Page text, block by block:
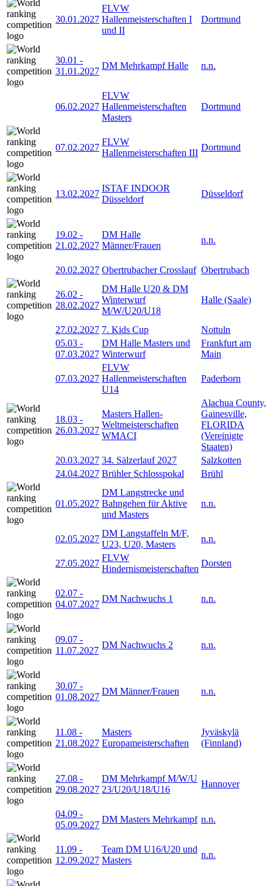
30.01.2027
FLVW
Hallenmeisterschaften I
und II
Dortmund
30.01 -
31.01.2027
DM Mehrkampf Halle n.n.
06.02.2027
FLVW
Hallenmeisterschaften
Masters
Dortmund
07.02.2027
FLVW
Hallenmeisterschaften III
Dortmund
13.02.2027
ISTAF INDOOR
Düsseldorf
Düsseldorf
19.02 -
21.02.2027
DM Halle
Männer/Frauen
n.n.
20.02.2027 Obertrubacher Crosslauf Obertrubach
26.02 -
28.02.2027
DM Halle U20 & DM
Winterwurf
M/W/U20/U18
Halle (Saale)
27.02.2027 7. Kids Cup
Nottuln
05.03 -
07.03.2027
DM Halle Masters und
Winterwurf
Frankfurt am
Main
07.03.2027
FLVW
Hallenmeisterschaften
U14
Paderborn
18.03 -
26.03.2027
Masters Hallen-
Weltmeisterschaften
WMACI
Alachua County,
Gainesville,
FLORIDA
(Vereinigte
Staaten)
20.03.2027 34. Sälzerlauf 2027
Salzkotten
24.04.2027 Brühler Schlosspokal Brühl
01.05.2027
DM Langstrecke und
Bahngehen für Aktive
und Masters
n.n.
02.05.2027
DM Langstaffeln M/F,
U23, U20, Masters
n.n.
27.05.2027
FLVW
Hindernismeisterschaften
Dorsten
02.07 -
04.07.2027
DM Nachwuchs 1 n.n.
09.07 -
11.07.2027
DM Nachwuchs 2 n.n.
30.07 -
01.08.2027
DM Männer/Frauen n.n.
11.08 -
21.08.2027
Masters
Europameisterschaften
Jyväskylä
(Finnland)
27.08 -
29.08.2027
DM Mehrkampf M/W/U
23/U20/U18/U16
Hannover
04.09 -
05.09.2027
DM Masters Mehrkampf n.n.
11.09 -
12.09.2027
Team DM U16/U20 und
Masters
n.n.